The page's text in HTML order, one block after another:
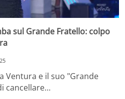
sul Grande Fratello: colpo
Ventura e il suo "Grande
cancellare…